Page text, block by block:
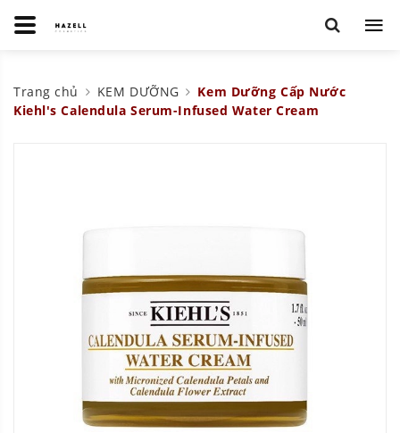
Trang chủ KEM DƯỠNG
Kem Dưỡng Cấp Nước
Kiehl's Calendula Serum-Infused Water Cream